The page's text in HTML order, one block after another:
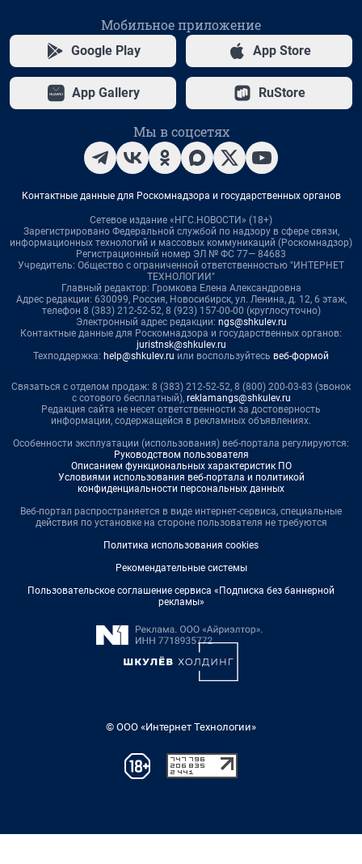
Мобильное приложение
Google Play App Store
App Gallery RuStore
Мы в соцсетях
Контактные данные для Роскомнадзора и государственных органов
Сетевое издание «НГС.НОВОСТИ» (18+)
Зарегистрировано Федеральной службой по надзору в сфере связи,
информационных технологий и массовых коммуникаций (Роскомнадзор)
Регистрационный номер ЭЛ № ФС 77— 84683
Учредитель: Общество с ограниченной ответственностью "ИНТЕРНЕТ
ТЕХНОЛОГИИ"
Главный редактор: Громкова Елена Александровна
Адрес редакции: 630099, Россия, Новосибирск, ул. Ленина, д. 12, 6 этаж,
телефон 8 (383) 212-52-52, 8 (923) 157-00-00 (круглосуточно)
Электронный адрес редакции: ngs@shkulev.ru
Контактные данные для Роскомнадзора и государственных органов:
juristnsk@shkulev.ru
Техподдержка: help@shkulev.ru или воспользуйтесь веб-формой
Связаться с отделом продаж: 8 (383) 212-52-52, 8 (800) 200-03-83 (звонок
с сотового бесплатный), reklamangs@shkulev.ru
Редакция сайта не несет ответственности за достоверность
информации, содержащейся в рекламных объявлениях.
Особенности эксплуатации (использования) веб-портала регулируются:
Руководством пользователя
Описанием функциональных характеристик ПО
Условиями использования веб-портала и политикой
конфиденциальности персональных данных
Веб-портал распространяется в виде интернет-сервиса, специальные
действия по установке на стороне пользователя не требуются
Политика использования cookies
Рекомендательные системы
Пользовательское соглашение сервиса «Подписка без баннерной
рекламы»
© ООО «Интернет Технологии»